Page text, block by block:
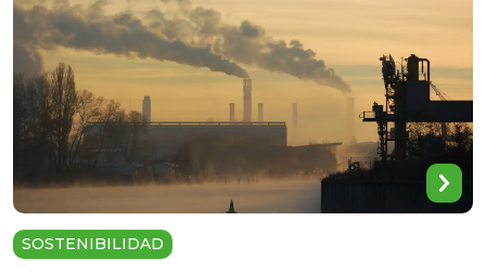
SOSTENIBILIDAD